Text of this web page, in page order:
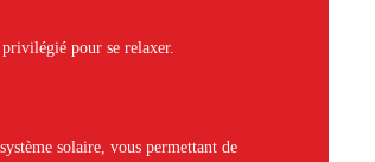
pour se relaxer.
solaire, vous permettant de